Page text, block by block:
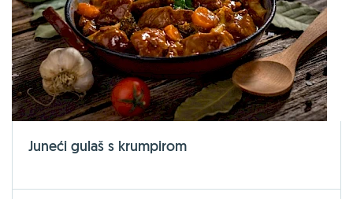
Juneći gulaš s krumpirom